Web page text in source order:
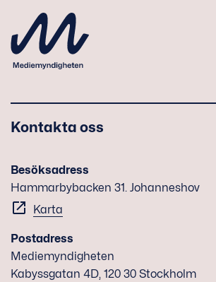
Kontakta oss
Besöksadress
Hammarbybacken 31. Johanneshov
Karta
Postadress
Mediemyndigheten
Kabyssgatan 4D, 120 30 Stockholm